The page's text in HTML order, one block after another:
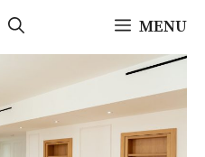
MENU